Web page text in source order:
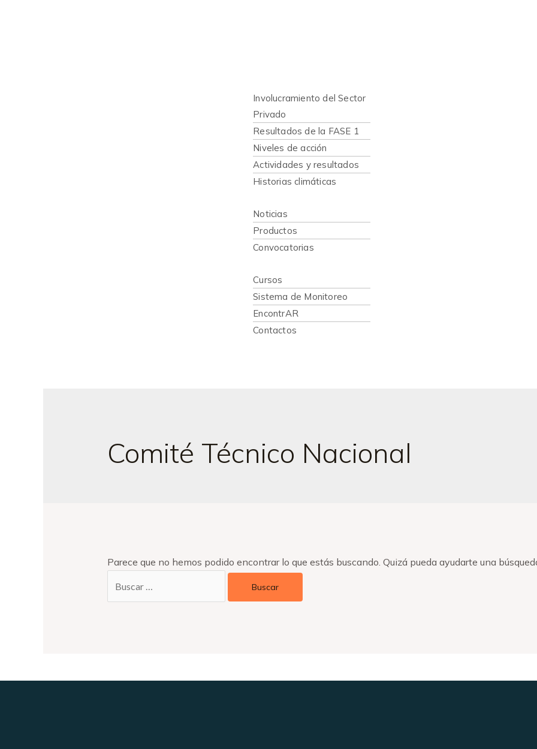
Involucramiento del Sector
Privado
Resultados de la FASE 1
Niveles de acción
Actividades y resultados
Historias climáticas
Noticias
Productos
Convocatorias
Cursos
Sistema de Monitoreo
EncontrAR
Contactos
Comité Técnico Nacional
Parece que no hemos podido encontrar lo que estás buscando. Quizá pueda ayudarte una